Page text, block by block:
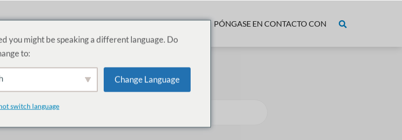
SERVICIOS ACADEMIA ACERCA DE PRECIOS PÓNGASE EN CONTACTO CON
podemos ayudarle?
you might be speaking a different language. Do
to:
Change Language
switch language